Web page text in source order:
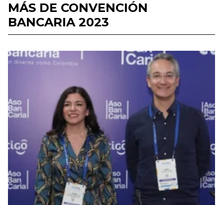
MÁS DE CONVENCIÓN
BANCARIA 2023